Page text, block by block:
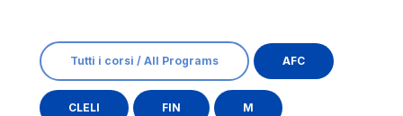
Tutti i corsi / All Programs AFC
CLELI FIN M